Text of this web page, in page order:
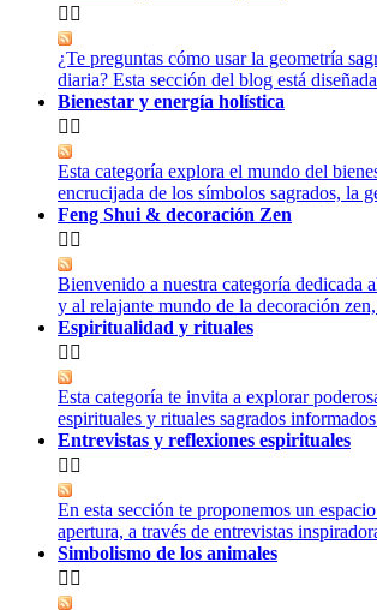
 
¿Te preguntas cómo usar la geometría
diaria? Esta sección del blog está
Bienestar y energía holística
 
Esta categoría explora el mundo del
encrucijada de los símbolos sagrados, la
Feng Shui & decoración Zen
 
Bienvenido a nuestra categoría dedicada
y al relajante mundo de la decoración
Espiritualidad y rituales
 
Esta categoría te invita a explorar
espirituales y rituales sagrados
Entrevistas y reflexiones espirituales
 
En esta sección te proponemos un
apertura, a través de entrevistas
Simbolismo de los animales
 